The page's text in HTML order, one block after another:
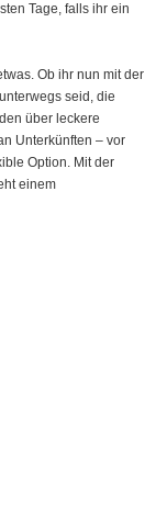
Tage, falls ihr ein
Ob ihr nun mit der
seid, die
über leckere
Unterkünften – vor
Option. Mit der
einem